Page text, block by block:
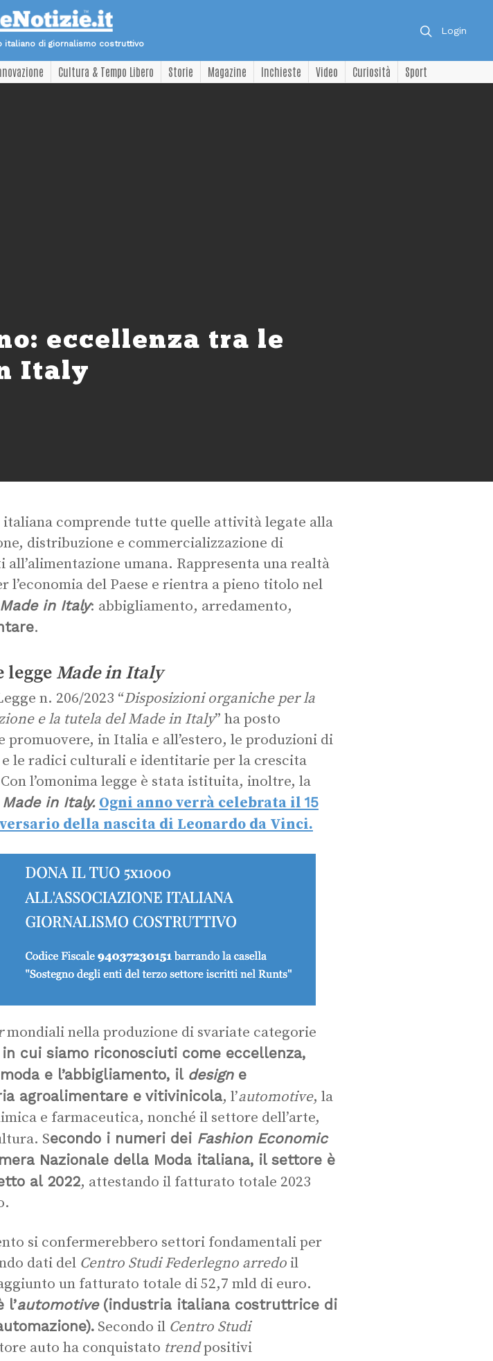
italiano di giornalismo costruttivo
Login
Cultura & Tempo Libero Storie Magazine Inchieste Video Curiosità
Sport
eccellenza tra le
Italy
comprende tutte quelle attività legate alla
distribuzione e commercializzazione di
umana. Rappresenta una realtà
l’economia del Paese e rientra a pieno titolo nel
Made in Italy: abbigliamento, arredamento,
.
legge Made in Italy
n. 206/2023 “Disposizioni organiche per la
e la tutela del Made in Italy” ha posto
promuovere, in Italia e all’estero, le produzioni di
le radici culturali e identitarie per la crescita
l’omonima legge è stata istituita, inoltre, la
Made in Italy. Ogni anno verrà celebrata il 15
della nascita di Leonardo da Vinci.
mondiali nella produzione di svariate categorie
cui siamo riconosciuti come eccellenza,
e l’abbigliamento, il designe
agroalimentare e vitivinicola, l’automotive, la
e farmaceutica, nonché il settore dell’arte,
Secondo i numeri dei Fashion Economic
Nazionale della Moda italiana, il settore è
al 2022, attestando il fatturato totale 2023
si confermerebbero settori fondamentali per
dati del Centro Studi Federlegno arredo il
un fatturato totale di 52,7 mld di euro.
l’automotive(industria italiana costruttrice di
Secondo il Centro Studi
auto ha conquistato trendpositivi